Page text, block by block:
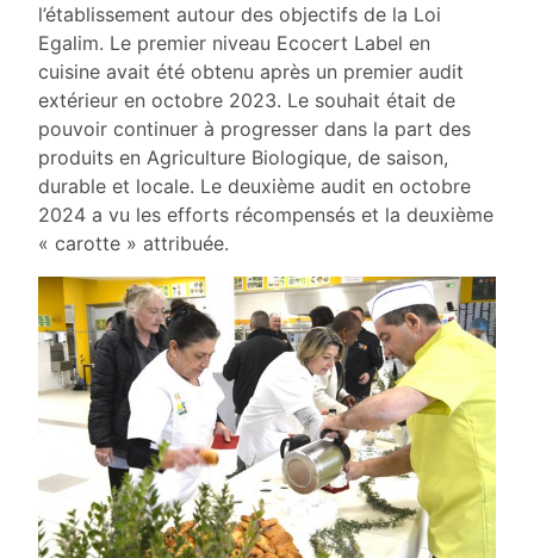
l’établissement autour des objectifs de la Loi
Egalim. Le premier niveau Ecocert Label en
cuisine avait été obtenu après un premier audit
extérieur en octobre 2023. Le souhait était de
pouvoir continuer à progresser dans la part des
produits en Agriculture Biologique, de saison,
durable et locale. Le deuxième audit en octobre
2024 a vu les efforts récompensés et la deuxième
« carotte » attribuée.